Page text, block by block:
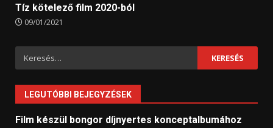
Tíz kötelező film 2020-ból
09/01/2021
Keresés:
LEGUTÓBBI BEJEGYZÉSEK
Film készül bongor díjnyertes konceptalbumához